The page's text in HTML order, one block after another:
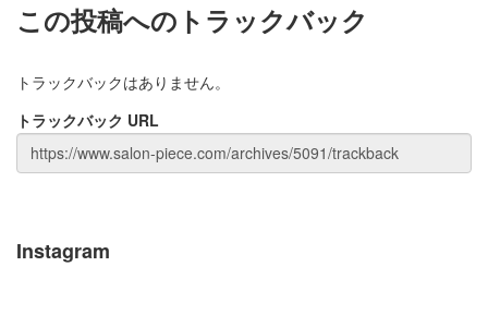
この投稿へのトラックバック
トラックバックはありません。
トラックバック URL
Instagram